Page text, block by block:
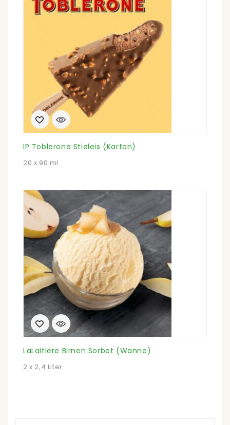
IP Toblerone Stieleis (Karton)
20 x 90 ml
LaLaitiere Birnen Sorbet (Wanne)
2 x 2,4 Liter